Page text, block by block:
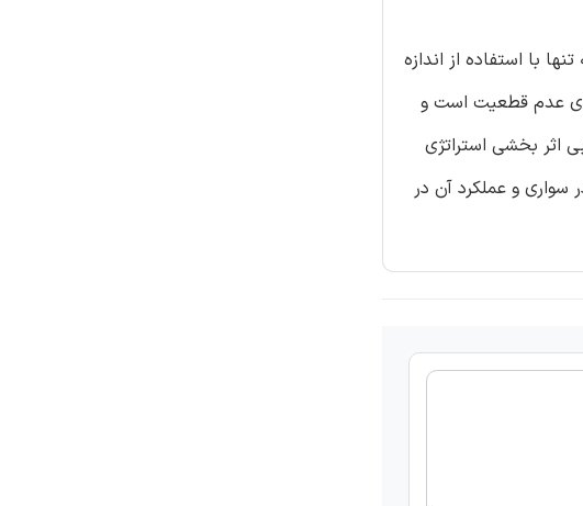
با استفاده از اندازه
عدم قطعیت است و
اثر بخشی استراتژی
سواری و عملکرد آن در